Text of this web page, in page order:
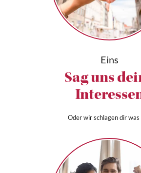
Eins
Sag uns
Oder wir schlagen dir was